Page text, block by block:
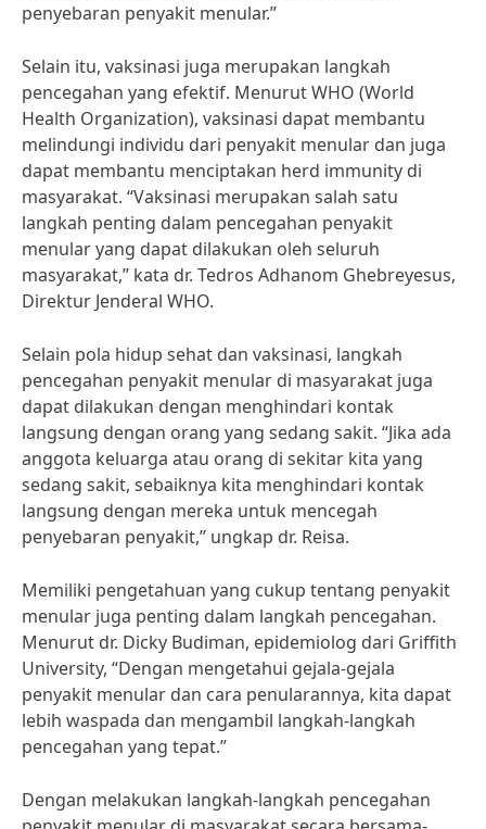
penyebaran penyakit menular.”
Selain itu, vaksinasi juga merupakan langkah
pencegahan yang efektif. Menurut WHO (World
Health Organization), vaksinasi dapat membantu
melindungi individu dari penyakit menular dan juga
dapat membantu menciptakan herd immunity di
masyarakat. “Vaksinasi merupakan salah satu
langkah penting dalam pencegahan penyakit
menular yang dapat dilakukan oleh seluruh
masyarakat,” kata dr. Tedros Adhanom Ghebreyesus,
Direktur Jenderal WHO.
Selain pola hidup sehat dan vaksinasi, langkah
pencegahan penyakit menular di masyarakat juga
dapat dilakukan dengan menghindari kontak
langsung dengan orang yang sedang sakit. “Jika ada
anggota keluarga atau orang di sekitar kita yang
sedang sakit, sebaiknya kita menghindari kontak
langsung dengan mereka untuk mencegah
penyebaran penyakit,” ungkap dr. Reisa.
Memiliki pengetahuan yang cukup tentang penyakit
menular juga penting dalam langkah pencegahan.
Menurut dr. Dicky Budiman, epidemiolog dari Griffith
University, “Dengan mengetahui gejala-gejala
penyakit menular dan cara penularannya, kita dapat
lebih waspada dan mengambil langkah-langkah
pencegahan yang tepat.”
Dengan melakukan langkah-langkah pencegahan